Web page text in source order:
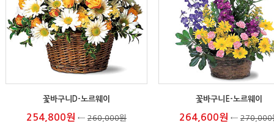
꽃바구니D-노르웨이
254,800원 ← 260,000원
꽃바구니E-노르웨이
264,600원 ← 270,000